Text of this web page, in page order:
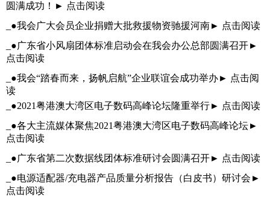
圆满成功！► 点击阅读
_●我会广大会员企业捐赠大批救援物资驰援河南► 点击阅读
_●广东省小风扇团体标准启动会在我会办公总部圆满召开►
点击阅读
_●我会“踏春而来，扬帆启航”企业联谊会成功举办► 点击阅
读
_●2021粤港澳大湾区电子数码高峰论坛隆重举行► 点击阅读
_●各大主流媒体聚焦2021粤港澳大湾区电子数码高峰论坛►
点击阅读
_●广东省第二次数据线团体标准研讨会圆满召开► 点击阅读
_●电源适配器/充电器产品质量分析报告（白皮书）研讨会►
点击阅读